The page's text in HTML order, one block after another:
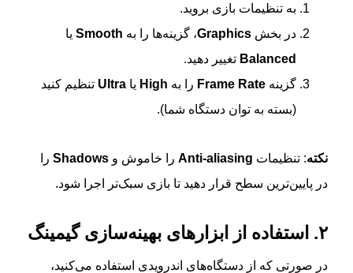
به تنظیمات بازی بروید.
در بخشGraphics، گزینه‌ها را به Smooth یا
Balanced تغییر دهید.
گزینهFrame Rate را به High یاUltra تنظیم کنید
(بسته به توان دستگاه شما).
نکته: تنظیمات Anti-aliasing را خاموش وShadows را
در پایین‌ترین سطح قرار دهید تا بازی سبک‌تر اجرا شود.
۲. استفاده از ابزارهای بهینه‌سازی گیمینگ
در صورتی که از دستگاه‌های اندرویدی استفاده می‌کنید،